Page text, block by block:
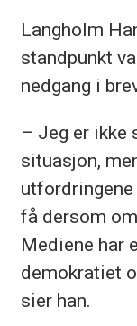
Langholm
standpunkt
nedgang i
– Jeg er ikke
situasjon,
få dersom
Mediene har
demokratiet
sier han.